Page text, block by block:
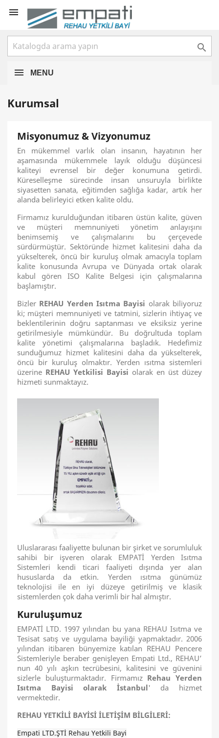


MENU
Kurumsal
Misyonumuz & Vizyonumuz
En mükemmel varlık olan insanın, hayatının her
aşamasında mükemmele layık olduğu düşüncesi
kaliteyi evrensel bir değer konumuna getirdi.
Küreselleşme sürecinde insan unsuruyla birlikte
siyasetten sanata, eğitimden sağlığa kadar, artık her
alanda belirleyici etken kalite oldu.
Firmamız kurulduğundan itibaren üstün kalite, güven
ve müşteri memnuniyeti yönetim anlayışını
benimsemiş ve çalışmalarını bu çerçevede
sürdürmüştür. Sektöründe hizmet kalitesini daha da
yükselterek, öncü bir kuruluş olmak amacıyla toplam
kalite konusunda Avrupa ve Dünyada ortak olarak
kabul gören ISO Kalite Belgesi
için çalışmalarına
başlamıştır.
Bizler REHAU Yerden Isıtma Bayisi olarak biliyoruz
ki; müşteri memnuniyeti ve tatmini, sizlerin ihtiyaç ve
beklentilerinin doğru saptanması ve eksiksiz yerine
getirilmesiyle mümkündür. Bu doğrultuda toplam
kalite yönetimi çalışmalarına başladık. Hedefimiz
sunduğumuz hizmet kalitesini daha da yükselterek,
öncü bir kuruluş olmaktır. Yerden ısıtma sistemleri
üzerine REHAU Yetkilisi Bayisi olarak en üst düzey
hizmeti sunmaktayız.
Uluslararası faaliyette bulunan bir şirket ve sorumluluk
sahibi bir işveren olarak EMPATİ Yerden Isıtma
Sistemleri kendi ticari faaliyeti dışında yer alan
hususlarda da etkin. Yerden ısıtma günümüz
teknolojisi ile en iyi düzeye getirilmiş ve klasik
sistemlerden çok daha verimli bir hal almıştır.
Kuruluşumuz
EMPATİ LTD. 1997 yılından bu yana REHAU Isıtma ve
Tesisat satış ve uygulama bayiliği yapmaktadır. 2006
yılından itibaren bünyemize katılan REHAU Pencere
Sistemleriyle beraber genişleyen Empati Ltd., REHAU’
nun 40 yılı aşkın tecrübesini, kalitesini ve güvenini
sizlerle buluşturmaktadır. FirmamızRehau Yerden
Isıtma Bayisi olarak İstanbul' da hizmet
vermektedir.
REHAU YETKİLİ BAYİSİ İLETİŞİM BİLGİLERİ:
Empati LTD.ŞTİ Rehau Yetkili Bayi